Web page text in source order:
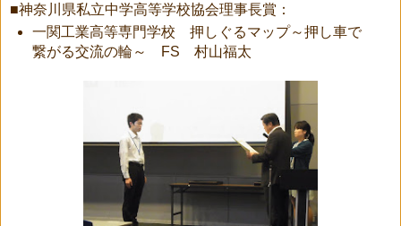
■神奈川県私立中学高等学校協会理事長賞：
一関工業高等専門学校 押しぐるマップ～押し車で
繋がる交流の輪～ FS 村山福太